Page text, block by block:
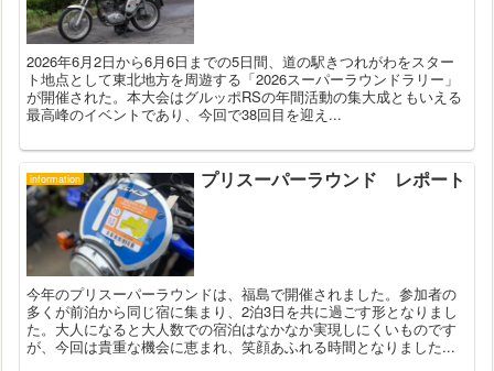
2026年6月2日から6月6日までの5日間、道の駅きつれがわをスター
ト地点として東北地方を周遊する「2026スーパーラウンドラリー」
が開催された。本大会はグルッポRSの年間活動の集大成ともいえる
最高峰のイベントであり、今回で38回目を迎え...
information プリスーパーラウンド レポート
今年のプリスーパーラウンドは、福島で開催されました。参加者の
多くが前泊から同じ宿に集まり、2泊3日を共に過ごす形となりまし
た。大人になると大人数での宿泊はなかなか実現しにくいものです
が、今回は貴重な機会に恵まれ、笑顔あふれる時間となりました...